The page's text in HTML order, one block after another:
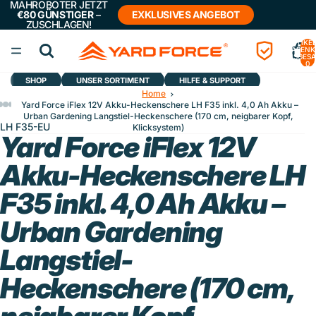
MÄHROBOTER JETZT
€80 GÜNSTIGER–
ZUSCHLAGEN!
EXKLUSIVES ANGEBOT
0
SHOP UNSER SORTIMENT HILFE & SUPPORT
Home
Yard Force iFlex 12V Akku-Heckenschere LH F35 inkl. 4,0 Ah Akku –
Urban Gardening Langstiel-Heckenschere (170 cm, neigbarer Kopf,
Klicksystem)
LH F35-EU
Yard Force iFlex 12V
Akku-Heckenschere LH
F35 inkl. 4,0 Ah Akku –
Urban Gardening
Langstiel-
Heckenschere (170 cm,